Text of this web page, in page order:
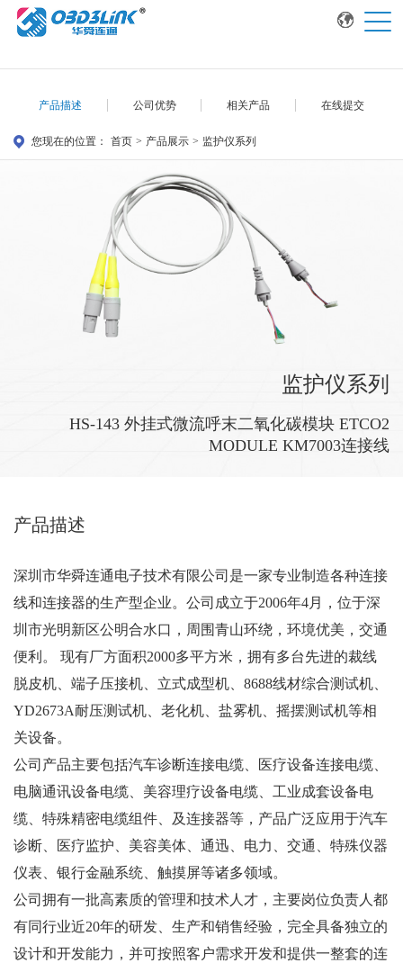
产品描述 公司优势 相关产品 在线提交
您现在的位置： 首页 > 产品展示 > 监护仪系列
监护仪系列
HS-143 外挂式微流呼末二氧化碳模块 ETCO2
MODULE KM7003连接线
产品描述
深圳市华舜连通电子技术有限公司是一家专业制造各种连接
线和连接器的生产型企业。公司成立于2006年4月，位于深
圳市光明新区公明合水口，周围青山环绕，环境优美，交通
便利。 现有厂方面积2000多平方米，拥有多台先进的裁线
脱皮机、端子压接机、立式成型机、8688线材综合测试机、
YD2673A耐压测试机、老化机、盐雾机、摇摆测试机等相
关设备。
公司产品主要包括汽车诊断连接电缆、医疗设备连接电缆、
电脑通讯设备电缆、美容理疗设备电缆、工业成套设备电
缆、特殊精密电缆组件、及连接器等，产品广泛应用于汽车
诊断、医疗监护、美容美体、通迅、电力、交通、特殊仪器
仪表、银行金融系统、触摸屏等诸多领域。
公司拥有一批高素质的管理和技术人才，主要岗位负责人都
有同行业近20年的研发、生产和销售经验，完全具备独立的
设计和开发能力，并可按照客户需求开发和提供一整套的连